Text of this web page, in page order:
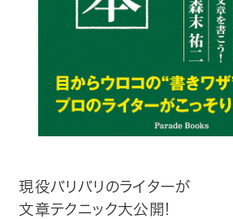
論文・学術書・参考書
社会・思想・哲学
現役バリバリのライターが
文章テクニック大公開!